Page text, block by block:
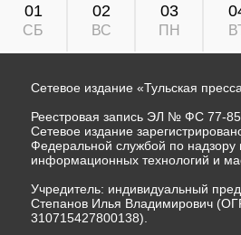
01
СБ
02
ВС
03
ПН
Сетевое издание «Тульская
Реестровая запись ЭЛ № ФС 77-
Сетевое издание
Федеральной службой по надзору
информационных технологий и
Учредитель: индивидуальный
Степанов Илья Владимирович
310715427800138).